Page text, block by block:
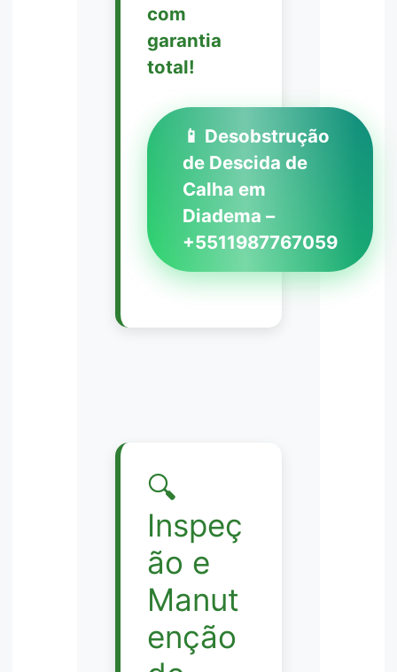
com
garantia
total!
📱 Desobstrução
de Descida de
Calha em
Diadema –
+5511987767059
🔍
Inspeç
ão e
Manut
enção